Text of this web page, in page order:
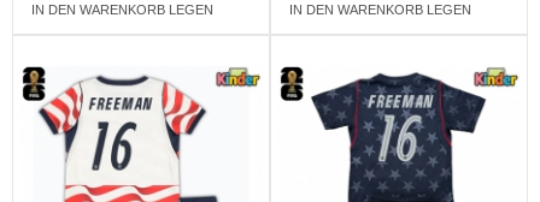
IN DEN WARENKORB LEGEN IN DEN WARENKORB LEGEN